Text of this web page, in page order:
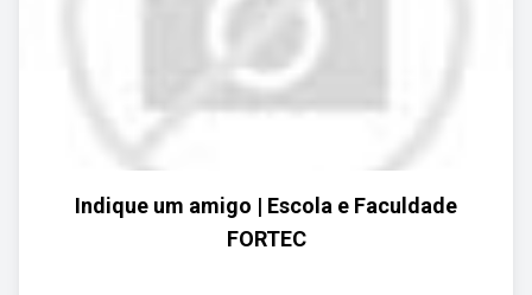
Indique um amigo | Escola e Faculdade
FORTEC